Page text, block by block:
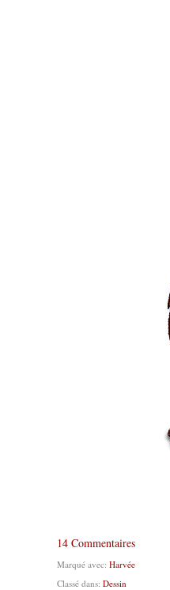
14 Commentaires
Marqué avec: Harvée
Classé dans: Dessin